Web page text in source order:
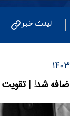
لینک خبر
شد! |